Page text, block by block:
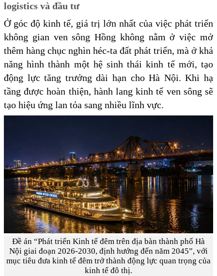
logistics và đầu tư
Ở góc độ kinh tế, giá trị lớn nhất của việc phát triển
không gian ven sông Hồng không nằm ở việc mở
thêm hàng chục nghìn héc-ta đất phát triển, mà ở khả
năng hình thành một hệ sinh thái kinh tế mới, tạo
động lực tăng trưởng dài hạn cho Hà Nội. Khi hạ
tầng được hoàn thiện, hành lang kinh tế ven sông sẽ
tạo hiệu ứng lan tỏa sang nhiều lĩnh vực.
Đề án “Phát triển Kinh tế đêm trên địa bàn thành phố Hà
Nội giai đoạn 2026-2030, định hướng đến năm 2045”, với
mục tiêu đưa kinh tế đêm trở thành động lực quan trọng của
kinh tế đô thị.